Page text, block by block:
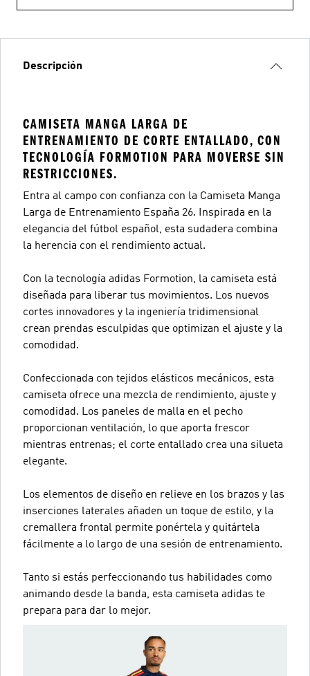
Descripción
CAMISETA MANGA LARGA DE
ENTRENAMIENTO DE CORTE ENTALLADO, CON
TECNOLOGÍA FORMOTION PARA MOVERSE SIN
RESTRICCIONES.
Entra al campo con confianza con la Camiseta Manga
Larga de Entrenamiento España 26. Inspirada en la
elegancia del fútbol español, esta sudadera combina
la herencia con el rendimiento actual.
Con la tecnología adidas Formotion, la camiseta está
diseñada para liberar tus movimientos. Los nuevos
cortes innovadores y la ingeniería tridimensional
crean prendas esculpidas que optimizan el ajuste y la
comodidad.
Confeccionada con tejidos elásticos mecánicos, esta
camiseta ofrece una mezcla de rendimiento, ajuste y
comodidad. Los paneles de malla en el pecho
proporcionan ventilación, lo que aporta frescor
mientras entrenas; el corte entallado crea una silueta
elegante.
Los elementos de diseño en relieve en los brazos y las
inserciones laterales añaden un toque de estilo, y la
cremallera frontal permite ponértela y quitártela
fácilmente a lo largo de una sesión de entrenamiento.
Tanto si estás perfeccionando tus habilidades como
animando desde la banda, esta camiseta adidas te
prepara para dar lo mejor.